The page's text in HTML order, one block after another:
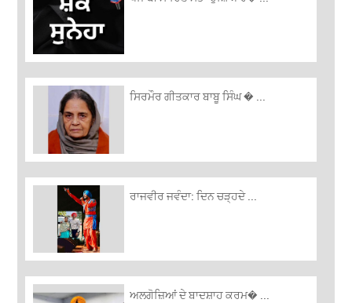
ਸਿਰਮੌਰ ਗੀਤਕਾਰ ਬਾਬੂ ਸਿੰਘ � ...
ਰਾਜਵੀਰ ਜਵੰਦਾ: ਦਿਨ ਚੜ੍ਹਦੇ ...
ਅਲਗੋਜ਼‍ਿਆਂ ਦੇ ਬਾਦਸ਼ਾਹ ਕਰਮ� ...